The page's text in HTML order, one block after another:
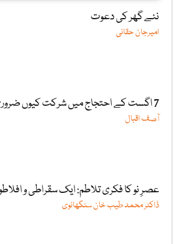
نئے گھر کی دعوت
امیرجان حقانی
7 اگست کے احتجاج میں شرکت کیوں ضروری ہے؟
آصف اقبال
عصرِ نو کا فکری تلاطم: ایک سقراطی و
ڈاکٹر محمد طیب خان سنگھانوی